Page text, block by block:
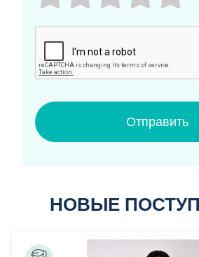
Отправить
НОВЫЕ